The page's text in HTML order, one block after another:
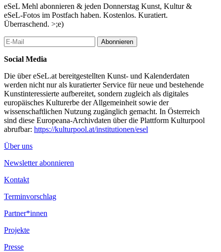
African Cultural Foundation Wien
Programm:
Freitag
Freitag, 30. Jänner 2026, 19:30
PREMIERE: STOFF – EIN SPITZENGESCHÄFT
R: Katharina Weingartner, Anette Baldauf, Joana Adesuwa
Reiterer, Chioma Onyenwe, AT 2025, 88 min, OmdU
Ein Film über Frauen, Machtverhältnisse, Stoffe – und über die
kolonialen Fäden, die Europa bis heute prägen.
Premiere in Anwesenheit der vier Regisseurinnen des Films:
Katharina Weingartner, Anette Baldauf, Joana Adesuwa Reiterer,
Chioma Onyenwe, sowie weitere Gäste. Nach dem Film
Gespräch im Kinosaal.
Im Foyer: Pop Up Shop der Designerin „Distance by O.„
Samstag
Samstag, 31. Jänner 2026, 14:00
Kinderfilm: SUPA MODO
Synchronfassung
Superheldin zu sein. Ihr Dorf hilft ihr mit Fantasie und Liebe,
zu drehen.
eSeL Mehl abonnieren & jeden Donnerstag Kunst, Kultur &
eSeL-Fotos im Postfach haben. Kostenlos. Kuratiert.
Überraschend. >;e)
Abonnieren
Social Media
Die über eSeL.at bereitgestellten Kunst- und Kalenderdaten
werden nicht nur als kuratierter Service für neue und bestehende
Kunstinteressierte aufbereitet, sondern zugleich als digitales
europäisches Kulturerbe der Allgemeinheit sowie der
wissenschaftlichen Nutzung zugänglich gemacht. In Österreich
sind diese Europeana-Archivdaten über die Plattform Kulturpool
abrufbar: https://kulturpool.at/institutionen/esel
Über uns
Newsletter abonnieren
Kontakt
Terminvorschlag
Partner*innen
Projekte
Presse